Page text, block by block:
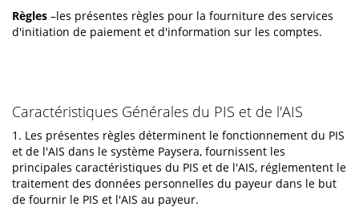
Règles –les présentes règles pour la fourniture des services
d'initiation de paiement et d'information sur les comptes.
Caractéristiques Générales du PIS et de l'AIS
1. Les présentes règles déterminent le fonctionnement du PIS
et de l'AIS dans le système Paysera, fournissent les
principales caractéristiques du PIS et de l'AIS, réglementent le
traitement des données personnelles du payeur dans le but
de fournir le PIS et l'AIS au payeur.